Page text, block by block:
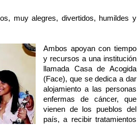
muy alegres, divertidos, humildes y
Ambos apoyan con tiempo
y recursos a una institución
llamada Casa de Acogida
(Face), que se dedica a dar
alojamiento a las personas
enfermas de cáncer, que
vienen de los pueblos del
país, a recibir tratamientos